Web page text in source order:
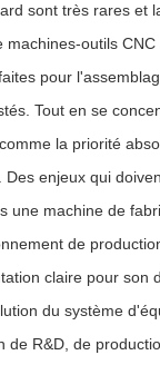
sont très rares et
outils
pour
Tout en se
la priorité
enjeux qui
une machine de
de
claire pour
du système
de R&D, de